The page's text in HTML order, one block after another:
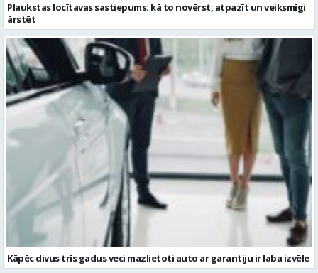
Plaukstas locītavas sastiepums: kā to novērst, atpazīt un veiksmīgi
ārstēt
Kāpēc divus trīs gadus veci mazlietoti auto ar garantiju ir laba izvēle